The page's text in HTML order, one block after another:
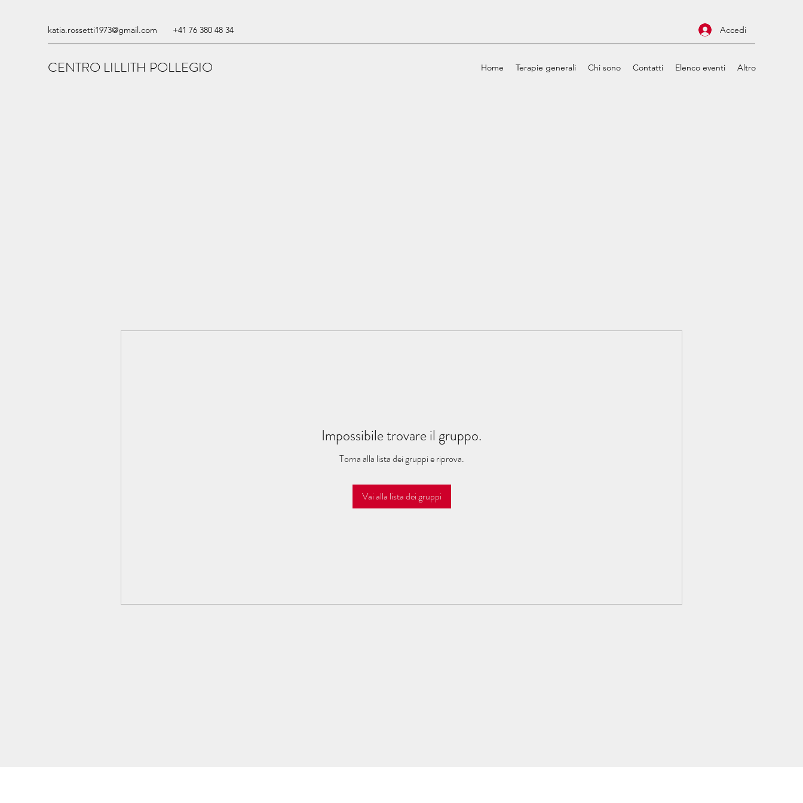
katia.rossetti1973@gmail.com +41 76 380 48 34 Accedi
CENTRO LILLITH POLLEGIO Home Terapie generali Chi sono Contatti Elenco eventi Altro
Impossibile trovare il gruppo.
Torna alla lista dei gruppi e riprova.
Vai alla lista dei gruppi